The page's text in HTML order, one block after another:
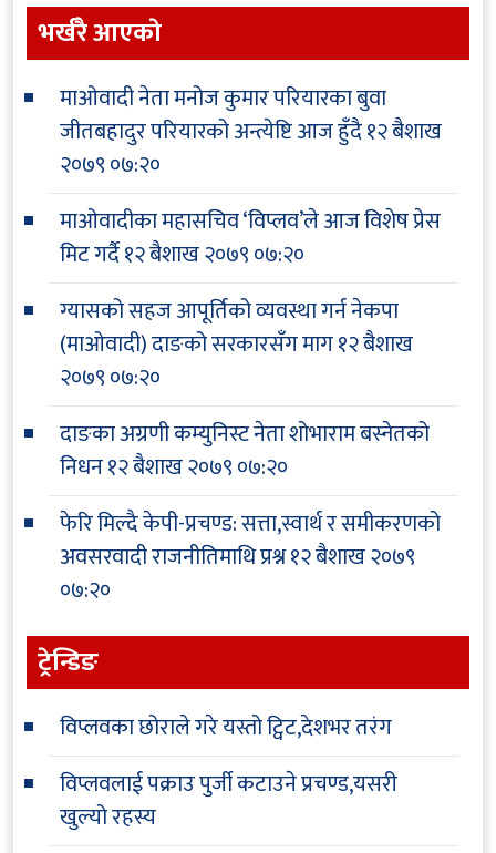
भर्खरै आएकाे
माओवादी नेता मनोज कुमार परियारका बुवा
जीतबहादुर परियारको अन्त्येष्टि आज हुँदै१२ बैशाख
२०७९ ०७:२०
माओवादीका महासचिव ‘विप्लव’ले आज विशेष प्रेस
मिट गर्दै१२ बैशाख २०७९ ०७:२०
ग्यासको सहज आपूर्तिको व्यवस्था गर्न नेकपा
(माओवादी) दाङको सरकारसँग माग१२ बैशाख
२०७९ ०७:२०
दाङका अग्रणी कम्युनिस्ट नेता शोभाराम बस्नेतको
निधन१२ बैशाख २०७९ ०७:२०
फेरि मिल्दै केपी-प्रचण्ड: सत्ता,स्वार्थ र समीकरणको
अवसरवादी राजनीतिमाथि प्रश्न१२ बैशाख २०७९
०७:२०
ट्रेन्डिङ
विप्लवका छोराले गरे यस्तो ट्विट,देशभर तरंग
विप्लवलाई पक्राउ पुर्जी कटाउने प्रचण्ड,यसरी
खुल्यो रहस्य